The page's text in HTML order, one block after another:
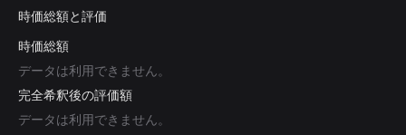
時価総額と評価
時価総額
データは利用できません。
完全希釈後の評価額
データは利用できません。